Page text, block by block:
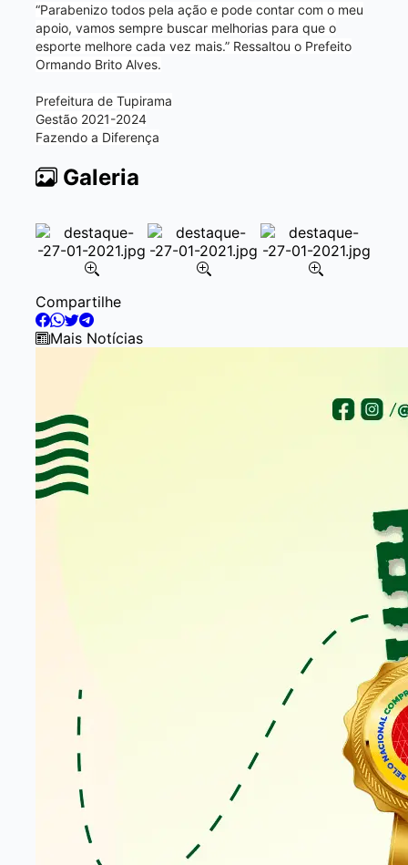
“Parabenizo todos pela ação e pode contar com o meu
apoio, vamos sempre buscar melhorias para que o
esporte melhore cada vez mais.” Ressaltou o Prefeito
Ormando Brito Alves.
Prefeitura de Tupirama
Gestão 2021-2024
Fazendo a Diferença
Galeria
Item
2
of
Compartilhe
Mais Notícias